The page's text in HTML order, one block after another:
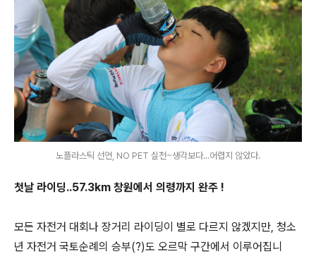
노플라스틱 선언, NO PET 실천~생각보다...어렵지 않았다.
첫날 라이딩..57.3km 창원에서 의령까지 완주 !
모든 자전거 대회나 장거리 라이딩이 별로 다르지 않겠지만, 청소
년 자전거 국토순례의 승부(?)도 오르막 구간에서 이루어집니